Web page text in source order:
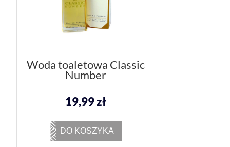
Woda toaletowa Classic
Number
19,99 zł
DO KOSZYKA